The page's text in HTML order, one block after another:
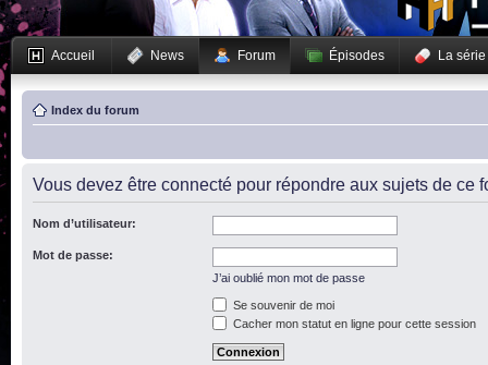
Accueil News Forum Épisodes La série
Index du forum
Vous devez être connecté pour répondre aux sujets de ce
Nom d’utilisateur:
Mot de passe:
J’ai oublié mon mot de passe
Se souvenir de moi
Cacher mon statut en ligne pour cette session